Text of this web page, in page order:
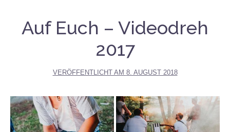
Auf Euch – Videodreh
2017
VERÖFFENTLICHT AM 8. AUGUST 2018